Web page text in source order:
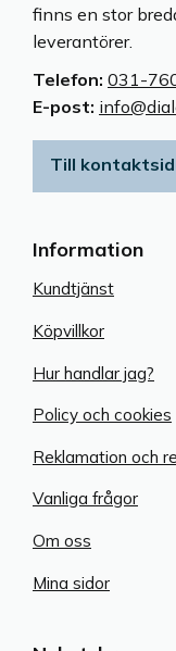
Information
Kundtjänst
Köpvillkor
Hur handlar jag?
Policy och cookies
Reklamation och
Vanliga frågor
Om oss
Mina sidor
finns en stor
leverantörer.
Telefon: 031-
E-post:
Till